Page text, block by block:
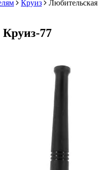
Круиз
Любительская
77